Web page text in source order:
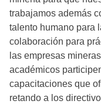
trabajamos además
talento humano para
colaboración para
las empresas
académicos
capacitaciones que
retando a los